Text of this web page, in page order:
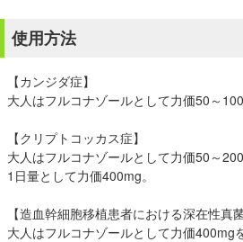
使用方法
【カンジダ症】
大人はフルコナゾールとして力価50～
【クリプトコッカス症】
大人はフルコナゾールとして力価50～
1日量として力価400mg。
【造血幹細胞移植患者における深在性真
大人はフルコナゾールとして力価400mg